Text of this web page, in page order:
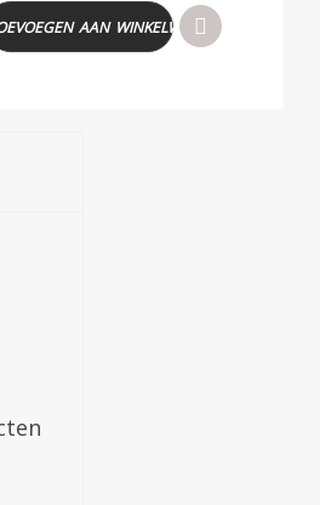
AAN WINKELWAGEN